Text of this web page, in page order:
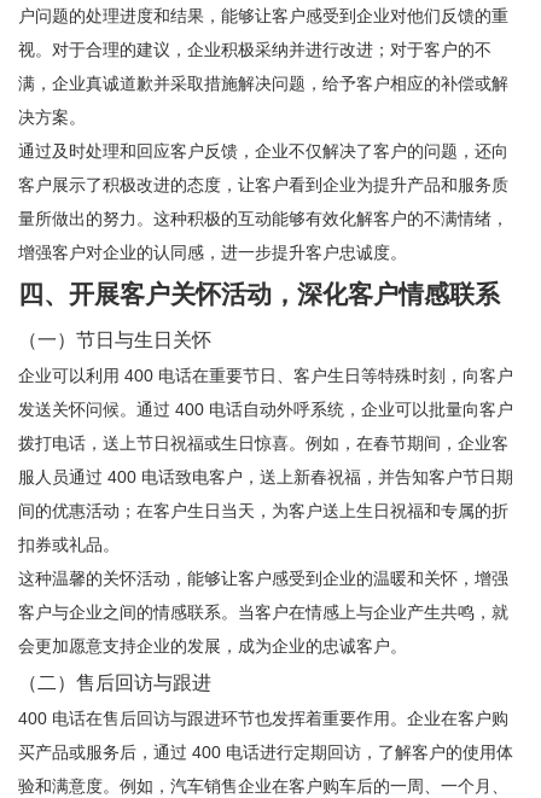
户问题的处理进度和结果，能够让客户感受到企业对他们反馈的重
视。对于合理的建议，企业积极采纳并进行改进；对于客户的不
满，企业真诚道歉并采取措施解决问题，给予客户相应的补偿或解
决方案。
通过及时处理和回应客户反馈，企业不仅解决了客户的问题，还向
客户展示了积极改进的态度，让客户看到企业为提升产品和服务质
量所做出的努力。这种积极的互动能够有效化解客户的不满情绪，
增强客户对企业的认同感，进一步提升客户忠诚度。
四、开展客户关怀活动，深化客户情感联系
（一）节日与生日关怀
企业可以利用 400 电话在重要节日、客户生日等特殊时刻，向客户
发送关怀问候。通过 400 电话自动外呼系统，企业可以批量向客户
拨打电话，送上节日祝福或生日惊喜。例如，在春节期间，企业客
服人员通过 400 电话致电客户，送上新春祝福，并告知客户节日期
间的优惠活动；在客户生日当天，为客户送上生日祝福和专属的折
扣券或礼品。
这种温馨的关怀活动，能够让客户感受到企业的温暖和关怀，增强
客户与企业之间的情感联系。当客户在情感上与企业产生共鸣，就
会更加愿意支持企业的发展，成为企业的忠诚客户。
（二）售后回访与跟进
400 电话在售后回访与跟进环节也发挥着重要作用。企业在客户购
买产品或服务后，通过 400 电话进行定期回访，了解客户的使用体
验和满意度。例如，汽车销售企业在客户购车后的一周、一个月、